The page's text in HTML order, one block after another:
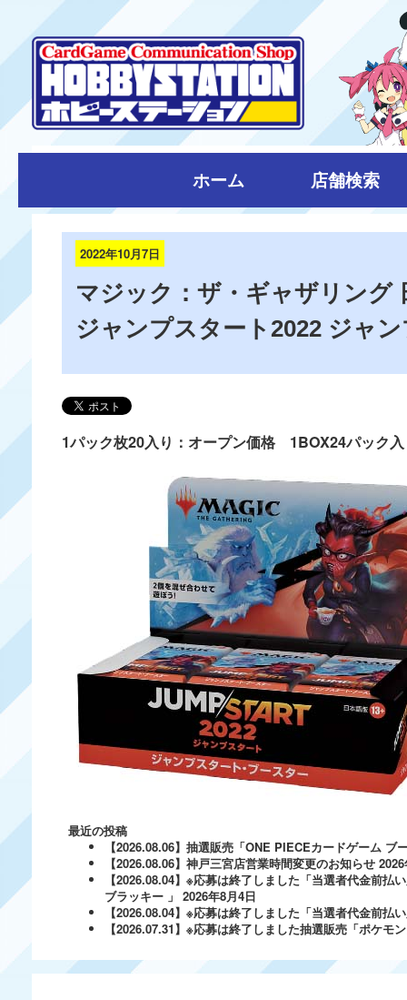
ホーム 店舗検索
2022年10月7日
マジック：ザ・ギャザリング
ジャンプスタート2022 ジャ
1パック枚20入り：オープン価格 1BOX24パック
最近の投稿
【2026.08.06】抽選販売「ONE PIECEカードゲーム ブ
【2026.08.06】神戸三宮店営業時間変更のお知らせ
【2026.08.04】※応募は終了しました「当選者代金前
ブラッキー 」 2026年8月4日
【2026.08.04】※応募は終了しました「当選者代金前
【2026.07.31】※応募は終了しました抽選販売「ポケ